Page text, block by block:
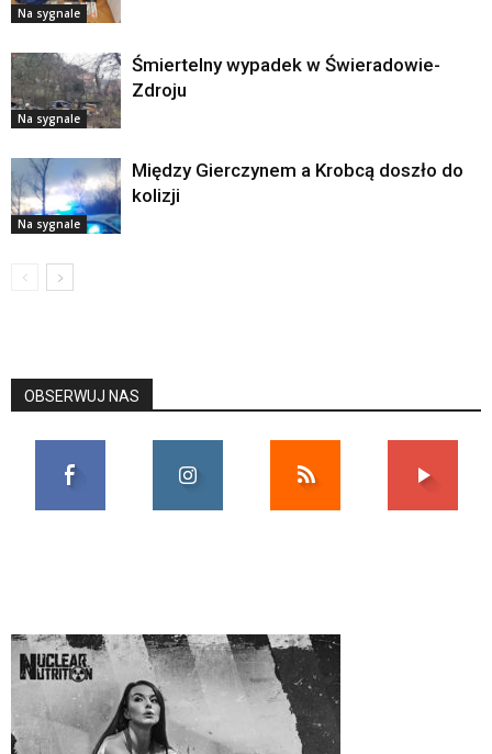
Na sygnale
Na sygnale
Śmiertelny wypadek w Świeradowie-
Zdroju
Na sygnale
Między Gierczynem a Krobcą doszło do
kolizji
OBSERWUJ NAS